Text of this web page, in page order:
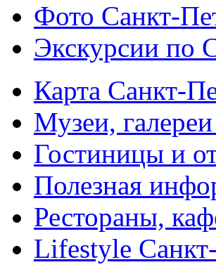
Фото Санкт-
Экскурсии по
Карта Санкт-
Музеи,
Гостиницы и
Полезная
Рестораны,
Lifestyle